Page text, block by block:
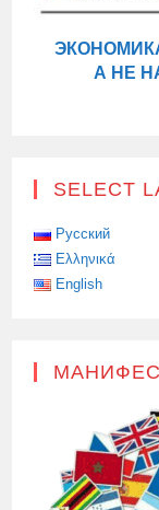
А НЕ
SELECT
Русский
Ελληνικά
English